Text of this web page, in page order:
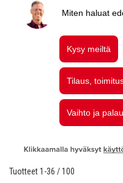
Tuotteet1 -36 /100